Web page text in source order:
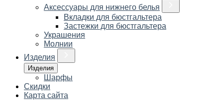
Аксессуары для нижнего белья
Вкладки для бюстгальтера
Застежки для бюстгальтера
Украшения
Молнии
Изделия
Изделия
Шарфы
Скидки
Карта сайта